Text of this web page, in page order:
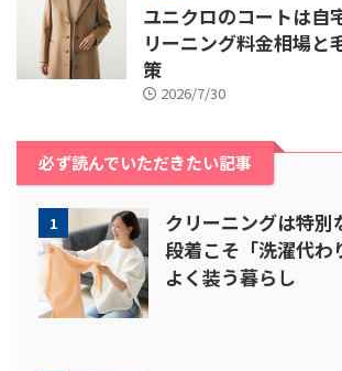
ユニクロのコートは自
リーニング料金相場と
策
2026/7/30
必ず読んでいただきたい記事
1
クリーニングは特別
段着こそ「洗濯代わ
よく装う暮らし